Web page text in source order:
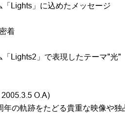
「Lights」に込めたメッセージ
着
「Lights2」で表現したテーマ"光"
O.A)
の軌跡をたどる貴重な映像や独